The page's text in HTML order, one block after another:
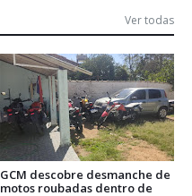
Ver todas
GCM descobre desmanche de
motos roubadas dentro de